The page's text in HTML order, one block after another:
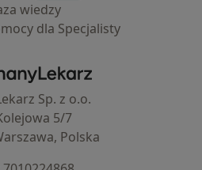
wiedzy
dla Specjalisty
ZnanyLekarz - Strona główna
Sp. z o.o.
5/7
Polska